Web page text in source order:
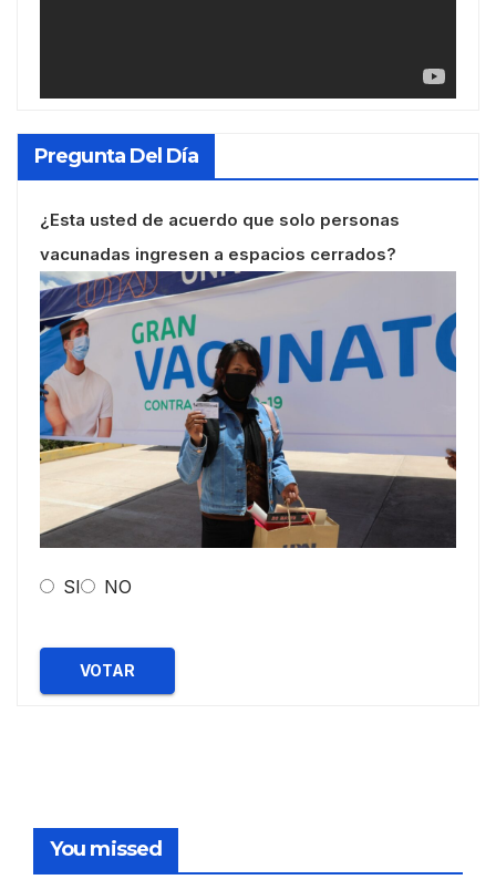
Pregunta Del Día
¿Esta usted de acuerdo que solo personas
vacunadas ingresen a espacios cerrados?
SI NO
VOTAR
You missed